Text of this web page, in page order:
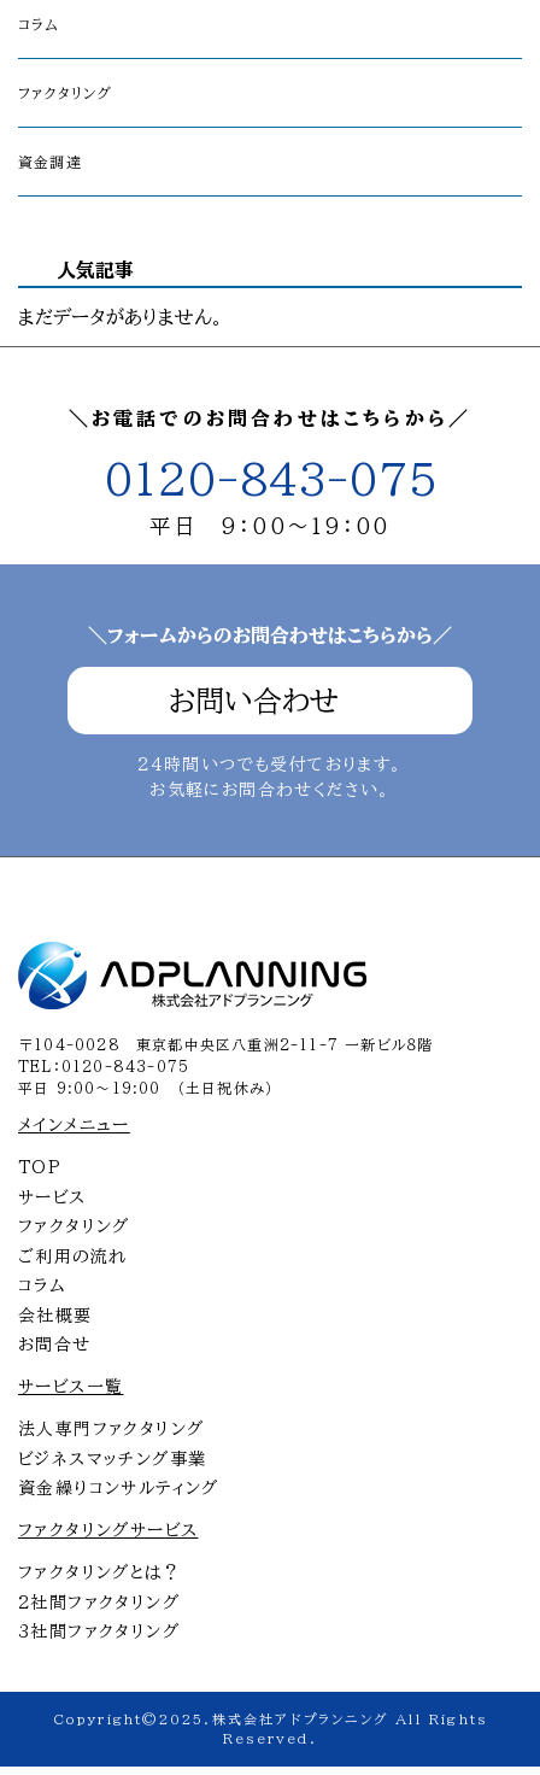
コラム
ファクタリング
資金調達
人気記事
まだデータがありません。
＼お電話でのお問合わせはこちらから／
0120-843-075
平日 9：00～19：00
＼フォームからのお問合わせはこちらから／
お問い合わせ
24時間いつでも受付ております。
お気軽にお問合わせください。
〒104-0028 東京都中央区八重洲2-11-7 一新ビル８階
TEL：0120-843-075
平日 9:00～19:00 （土日祝休み）
メインメニュー
TOP
サービス
ファクタリング
ご利用の流れ
コラム
会社概要
お問合せ
サービス一覧
法人専門ファクタリング
ビジネスマッチング事業
資金繰りコンサルティング
ファクタリングサービス
ファクタリングとは？
2社間ファクタリング
3社間ファクタリング
Copyright©2025.株式会社アドプランニング All Rights
Reserved.